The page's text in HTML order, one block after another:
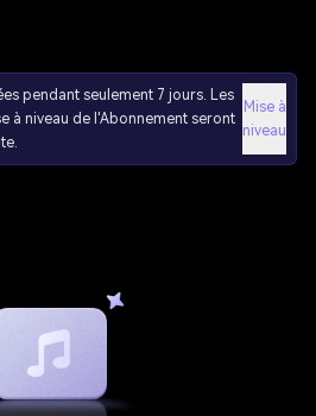
pendant seulement 7 jours. Les
à niveau de l'Abonnement seront
Mise à
niveau